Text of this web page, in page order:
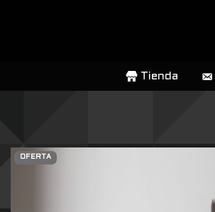
Tienda
OFERTA